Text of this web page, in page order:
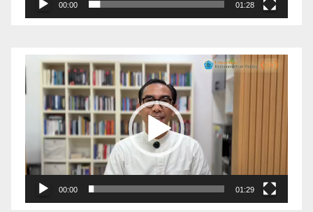
00:00 01:28
Pemutar
Video
00:00 01:29